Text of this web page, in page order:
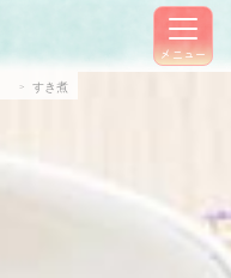
メニュー
すき煮